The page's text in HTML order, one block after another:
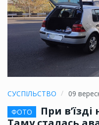
СУСПІЛЬСТВО
09
ФОТО
При